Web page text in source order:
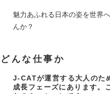
魅力あふれる日本の姿を世界
んか？
どんな仕事か
J-CATが運営する大人のた
成長フェーズにあります。